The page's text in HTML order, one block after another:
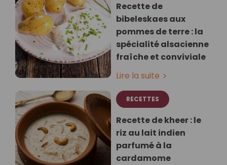
Recette de
bibeleskaes aux
pommes de terre : la
spécialité alsacienne
fraîche et conviviale
Lire la suite
RECETTES
Recette de kheer : le
riz au lait indien
parfumé à la
cardamome